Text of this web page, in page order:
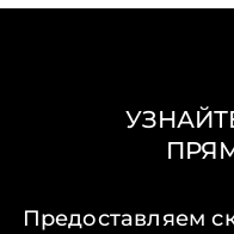
Предоставляем